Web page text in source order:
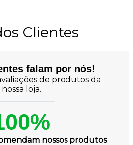
Clientes
falam por nós!
de produtos da
nossa loja.
nossos produtos